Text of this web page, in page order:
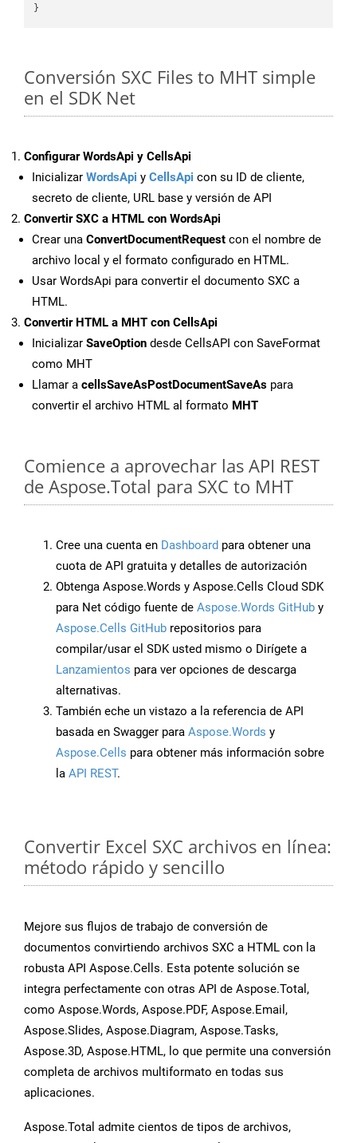
Conversión SXC Files to MHT simple
en el SDK Net
Configurar WordsApi y CellsApi
Inicializar WordsApi y CellsApi con su ID de cliente,
secreto de cliente, URL base y versión de API
Convertir SXC a HTML con WordsApi
Crear una ConvertDocumentRequest con el nombre de
archivo local y el formato configurado en HTML.
Usar WordsApi para convertir el documento SXC a
HTML.
Convertir HTML a MHT con CellsApi
Inicializar SaveOption desde CellsAPI con SaveFormat
como MHT
Llamar a cellsSaveAsPostDocumentSaveAs para
convertir el archivo HTML al formato MHT
Comience a aprovechar las API REST
de Aspose.Total para SXC to MHT
Cree una cuenta en Dashboard para obtener una
cuota de API gratuita y detalles de autorización
Obtenga Aspose.Words y Aspose.Cells Cloud SDK
para Net código fuente de Aspose.Words GitHub y
Aspose.Cells GitHub repositorios para
compilar/usar el SDK usted mismo o Dirígete a
Lanzamientos para ver opciones de descarga
alternativas.
También eche un vistazo a la referencia de API
basada en Swagger para Aspose.Words y
Aspose.Cells para obtener más información sobre
la API REST.
Convertir Excel SXC archivos en línea:
método rápido y sencillo
Mejore sus flujos de trabajo de conversión de
documentos convirtiendo archivos SXC a HTML con la
robusta API Aspose.Cells. Esta potente solución se
integra perfectamente con otras API de Aspose.Total,
como Aspose.Words, Aspose.PDF, Aspose.Email,
Aspose.Slides, Aspose.Diagram, Aspose.Tasks,
Aspose.3D, Aspose.HTML, lo que permite una conversión
completa de archivos multiformato en todas sus
aplicaciones.
Aspose.Total admite cientos de tipos de archivos,